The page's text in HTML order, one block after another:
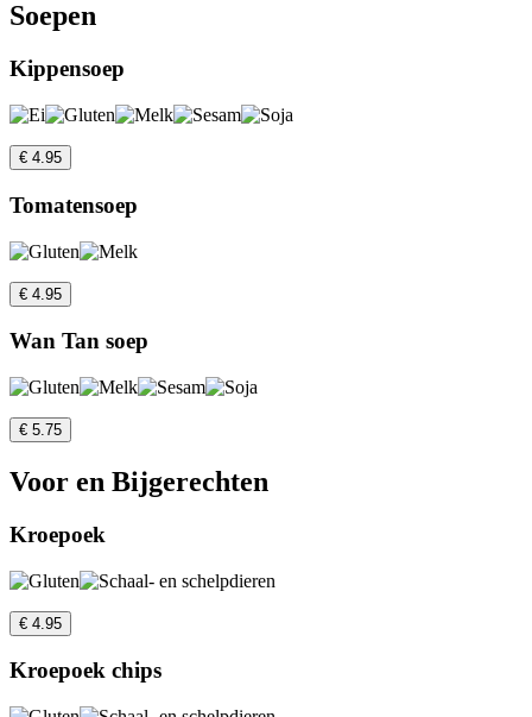
Soepen
Kippensoep
€ 4.95
Tomatensoep
€ 4.95
Wan Tan soep
€ 5.75
Voor en Bijgerechten
Kroepoek
€ 4.95
Kroepoek chips